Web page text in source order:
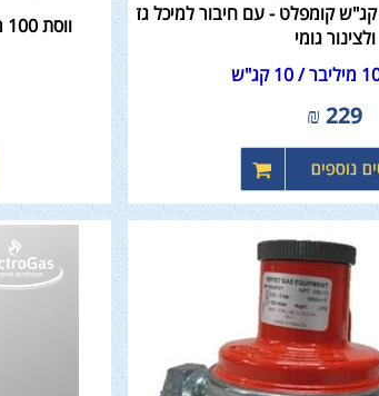
ווסת 100 מיליבר / 10 קג"ש קומפלט - עם חיבור למיכל גז
ולצינור גומי
229
₪
ווסת 100 מיליבר / 1.5 קג"ש לבלון גז - תבריג זכר